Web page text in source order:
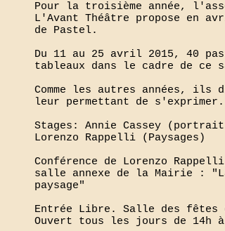
Pour la troisième année,
L'Avant Théâtre propose en
de Pastel.
Du 11 au 25 avril 2015, 40
tableaux dans le cadre de ce
Comme les autres années, ils
leur permettant de
Stages: Annie Cassey
Lorenzo Rappelli (Paysages)
Conférence de Lorenzo
salle annexe de la Mairie :
paysage"
Entrée Libre. Salle des
Ouvert tous les jours de 14h à